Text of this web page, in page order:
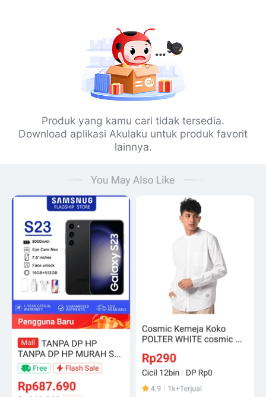
Produk yang kamu cari tidak tersedia.
Download aplikasi Akulaku untuk produk favorit
lainnya.